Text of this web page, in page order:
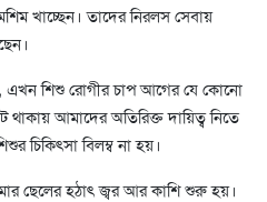
খাচ্ছেন। তাদের নিরলস সেবায়
এখন শিশু রোগীর চাপ আগের যে কোনো
আমাদের অতিরিক্ত দায়িত্ব নিতে
চিকিৎসা বিলম্ব না হয়।
ছেলের হঠাৎ জ্বর আর কাশি শুরু হয়।